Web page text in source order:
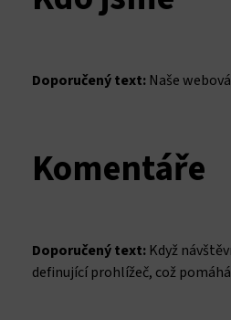
Doporučený text: Naše
Komentáře
Doporučený text: Když
definující prohlížeč, což